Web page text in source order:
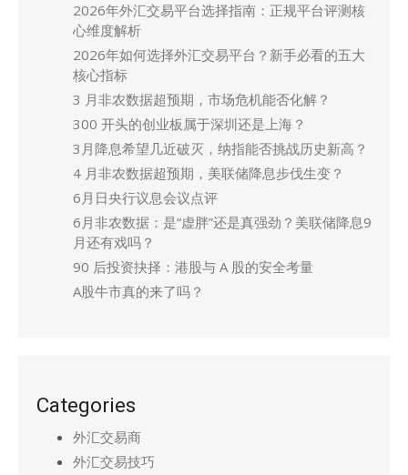
2026年外汇交易平台选择指南：正规平台评测核
心维度解析
2026年如何选择外汇交易平台？新手必看的五大
核心指标
3 月非农数据超预期，市场危机能否化解？
300 开头的创业板属于深圳还是上海？
3月降息希望几近破灭，纳指能否挑战历史新高？
4 月非农数据超预期，美联储降息步伐生变？
6月日央行议息会议点评
6月非农数据：是“虚胖”还是真强劲？美联储降息9
月还有戏吗？
90 后投资抉择：港股与 A 股的安全考量
A股牛市真的来了吗？
Categories
外汇交易商
外汇交易技巧